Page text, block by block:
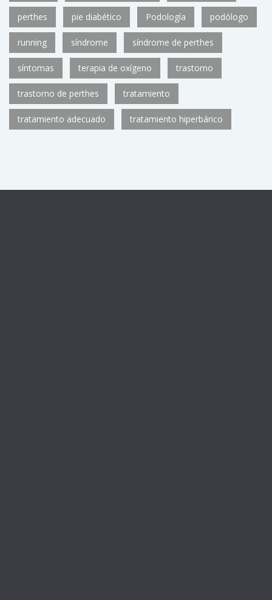
perthes pie diabético Podología podólogo
running síndrome síndrome de perthes
síntomas terapia de oxígeno trastorno
trastorno de perthes tratamiento
tratamiento adecuado tratamiento hiperbárico